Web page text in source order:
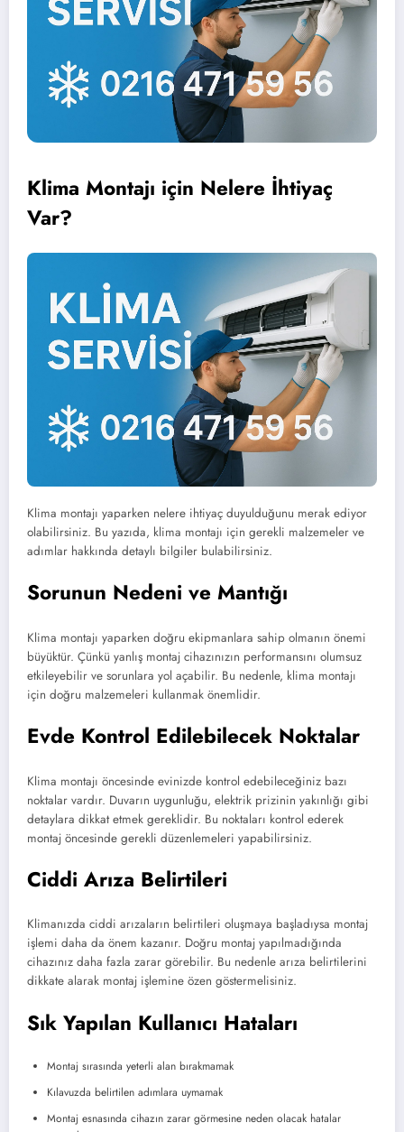
Klima Montajı için Nelere İhtiyaç
Var?
Klima montajı yaparken nelere ihtiyaç duyulduğunu merak ediyor
olabilirsiniz. Bu yazıda, klima montajı için gerekli malzemeler ve
adımlar hakkında detaylı bilgiler bulabilirsiniz.
Sorunun Nedeni ve Mantığı
Klima montajı yaparken doğru ekipmanlara sahip olmanın önemi
büyüktür. Çünkü yanlış montaj cihazınızın performansını olumsuz
etkileyebilir ve sorunlara yol açabilir. Bu nedenle, klima montajı
için doğru malzemeleri kullanmak önemlidir.
Evde Kontrol Edilebilecek Noktalar
Klima montajı öncesinde evinizde kontrol edebileceğiniz bazı
noktalar vardır. Duvarın uygunluğu, elektrik prizinin yakınlığı gibi
detaylara dikkat etmek gereklidir. Bu noktaları kontrol ederek
montaj öncesinde gerekli düzenlemeleri yapabilirsiniz.
Ciddi Arıza Belirtileri
Klimanızda ciddi arızaların belirtileri oluşmaya başladıysa montaj
işlemi daha da önem kazanır. Doğru montaj yapılmadığında
cihazınız daha fazla zarar görebilir. Bu nedenle arıza belirtilerini
dikkate alarak montaj işlemine özen göstermelisiniz.
Sık Yapılan Kullanıcı Hataları
Montaj sırasında yeterli alan bırakmamak
Kılavuzda belirtilen adımlara uymamak
Montaj esnasında cihazın zarar görmesine neden olacak hatalar